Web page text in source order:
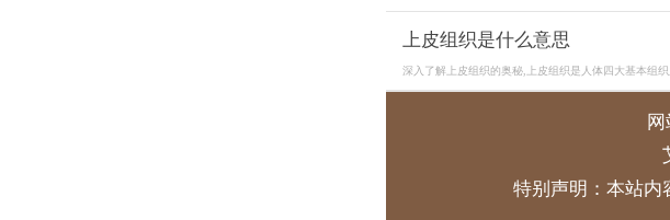
上皮组织是什么意思
深入了解上皮组织的奥秘,上皮组织是人体四大基本组
特别声明：本站内